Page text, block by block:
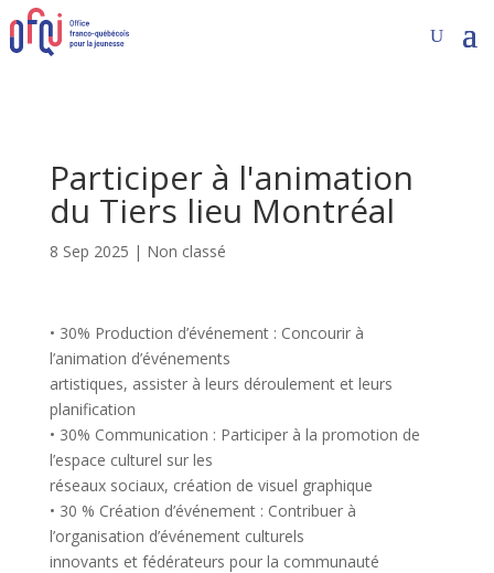
Participer à l'animation
du Tiers lieu Montréal
8 Sep 2025 | Non classé
• 30% Production d’événement : Concourir à
l’animation d’événements
artistiques, assister à leurs déroulement et leurs
planification
• 30% Communication : Participer à la promotion de
l’espace culturel sur les
réseaux sociaux, création de visuel graphique
• 30 % Création d’événement : Contribuer à
l’organisation d’événement culturels
innovants et fédérateurs pour la communauté